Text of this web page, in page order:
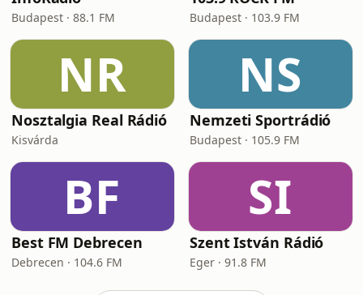
Budapest · 88.1 FM Budapest · 103.9 FM
NR
Nosztalgia Real Rádió
Kisvárda
NS
Nemzeti Sportrádió
Budapest · 105.9 FM
BF
Best FM Debrecen
Debrecen · 104.6 FM
SI
Szent István Rádió
Eger · 91.8 FM